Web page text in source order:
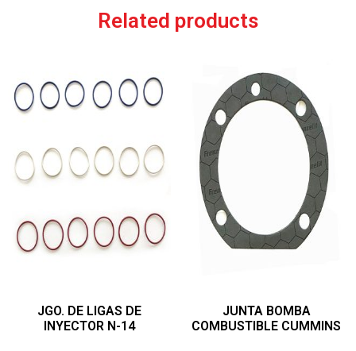
Related products
JGO. DE LIGAS DE
INYECTOR N-14
JUNTA BOMBA
COMBUSTIBLE CUMMINS